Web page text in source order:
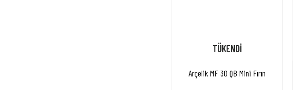
TÜKENDİ
Arçelik MF 30 QB Mini Fırın